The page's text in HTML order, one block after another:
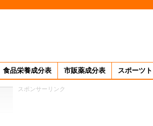
食品栄養成分表 市販薬成分表 スポーツ
スポンサーリンク